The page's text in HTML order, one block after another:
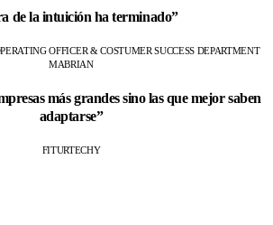
de la intuición ha terminado”
OFFICER & COSTUMER SUCCESS DEPARTMENT
MABRIAN
más grandes sino las que mejor saben
adaptarse”
FITURTECHY